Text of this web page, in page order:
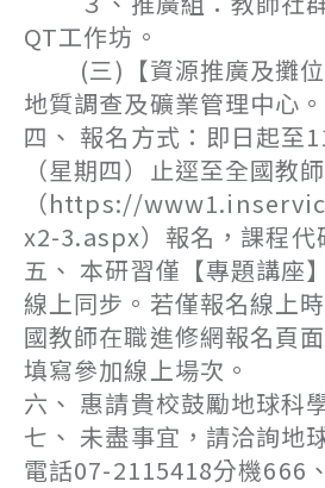
QT工作坊。
(三)【資源推廣及攤位
地質調查及礦業管理中心。
四、 報名方式：即日起至
（星期四）止逕至全國教
（https://
x2-3.aspx）報名，課程代
五、 本研習僅【專題講座
線上同步。若僅報名線上
國教師在職進修網報名頁
填寫參加線上場次。
六、 惠請貴校鼓勵地球科
七、 未盡事宜，請洽詢地
電話07-2115418分機666